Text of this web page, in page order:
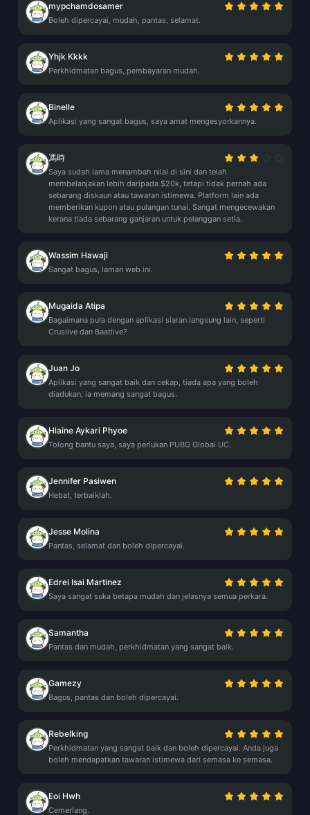
mypchamdosamer
Boleh dipercayai, mudah, pantas, selamat.
Yhjk Kkkk
Perkhidmatan bagus, pembayaran mudah.
Binelle
Aplikasi yang sangat bagus, saya amat mengesyorkannya.
馮時
Saya sudah lama menambah nilai di sini dan telah
membelanjakan lebih daripada $20k, tetapi tidak pernah ada
sebarang diskaun atau tawaran istimewa. Platform lain ada
memberikan kupon atau pulangan tunai. Sangat mengecewakan
kerana tiada sebarang ganjaran untuk pelanggan setia.
Wassim Hawaji
Sangat bagus, laman web ini.
Mugaida Atipa
Bagaimana pula dengan aplikasi siaran langsung lain, seperti
Cruslive dan Baatlive?
Juan Jo
Aplikasi yang sangat baik dan cekap, tiada apa yang boleh
diadukan, ia memang sangat bagus.
Hlaine Aykari Phyoe
Tolong bantu saya, saya perlukan PUBG Global UC.
Jennifer Pasiwen
Hebat, terbaiklah.
Jesse Molina
Pantas, selamat dan boleh dipercayai.
Edrei Isai Martinez
Saya sangat suka betapa mudah dan jelasnya semua perkara.
Samantha
Pantas dan mudah, perkhidmatan yang sangat baik.
Gamezy
Bagus, pantas dan boleh dipercayai.
Rebelking
Perkhidmatan yang sangat baik dan boleh dipercayai. Anda juga
boleh mendapatkan tawaran istimewa dari semasa ke semasa.
Eoi Hwh
Cemerlang.